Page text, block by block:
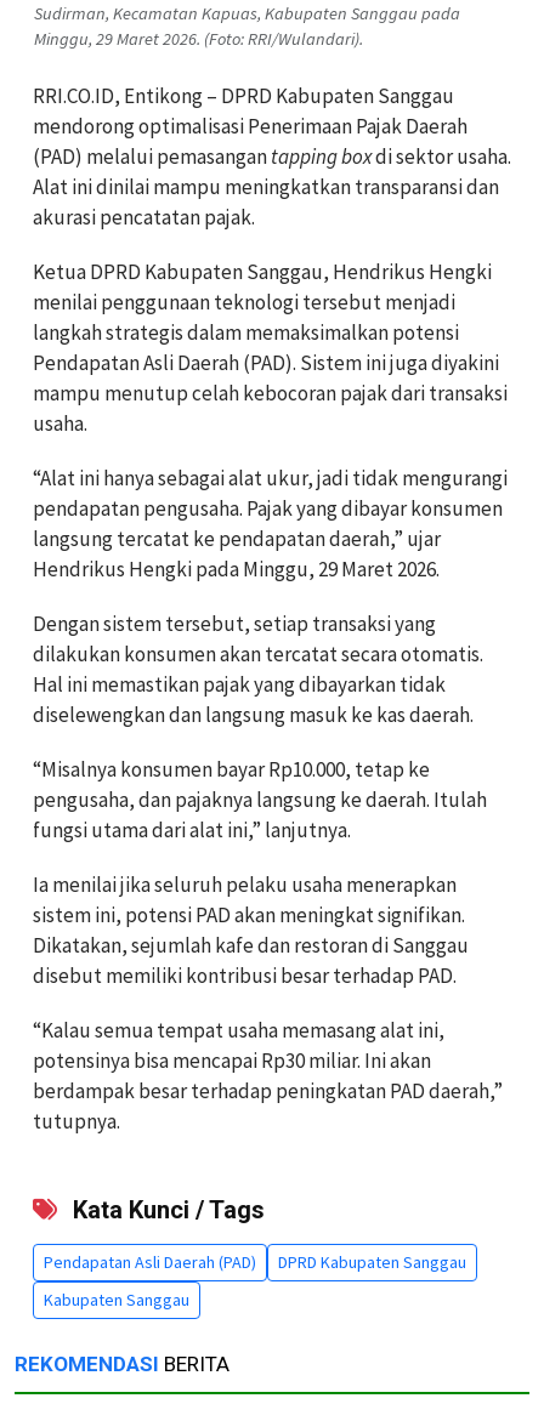
Sudirman, Kecamatan Kapuas, Kabupaten Sanggau pada
Minggu, 29 Maret 2026. (Foto: RRI/Wulandari).
RRI.CO.ID, Entikong – DPRD Kabupaten Sanggau
mendorong optimalisasi Penerimaan Pajak Daerah
(PAD) melalui pemasangantapping boxdi sektor usaha.
Alat ini dinilai mampu meningkatkan transparansi dan
akurasi pencatatan pajak.
Ketua DPRD Kabupaten Sanggau, Hendrikus Hengki
menilai penggunaan teknologi tersebut menjadi
langkah strategis dalam memaksimalkan potensi
Pendapatan Asli Daerah (PAD). Sistem ini juga diyakini
mampu menutup celah kebocoran pajak dari transaksi
usaha.
“Alat ini hanya sebagai alat ukur, jadi tidak mengurangi
pendapatan pengusaha. Pajak yang dibayar konsumen
langsung tercatat ke pendapatan daerah,” ujar
Hendrikus Hengki pada Minggu, 29 Maret 2026.
Dengan sistem tersebut, setiap transaksi yang
dilakukan konsumen akan tercatat secara otomatis.
Hal ini memastikan pajak yang dibayarkan tidak
diselewengkan dan langsung masuk ke kas daerah.
“Misalnya konsumen bayar Rp10.000, tetap ke
pengusaha, dan pajaknya langsung ke daerah. Itulah
fungsi utama dari alat ini,” lanjutnya.
Ia menilai jika seluruh pelaku usaha menerapkan
sistem ini, potensi PAD akan meningkat signifikan.
Dikatakan, sejumlah kafe dan restoran di Sanggau
disebut memiliki kontribusi besar terhadap PAD.
“Kalau semua tempat usaha memasang alat ini,
potensinya bisa mencapai Rp30 miliar. Ini akan
berdampak besar terhadap peningkatan PAD daerah,”
tutupnya.
Kata Kunci / Tags
Pendapatan Asli Daerah (PAD)
DPRD Kabupaten Sanggau
Kabupaten Sanggau
REKOMENDASI BERITA